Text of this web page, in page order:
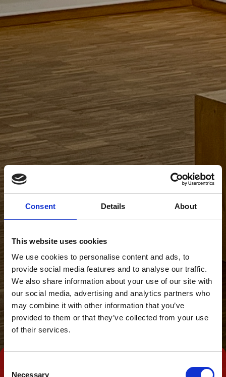
Consent Details About
This website uses cookies
We use cookies to personalise content and ads, to
provide social media features and to analyse our traffic.
We also share information about your use of our site with
our social media, advertising and analytics partners who
may combine it with other information that you’ve
provided to them or that they’ve collected from your use
of their services.
Necessary